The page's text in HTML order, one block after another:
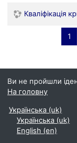
Кваліфікація
1
Ви не пройшли
На головну
Українська ‎(uk)‎
Українська ‎(uk)‎
English ‎(en)‎